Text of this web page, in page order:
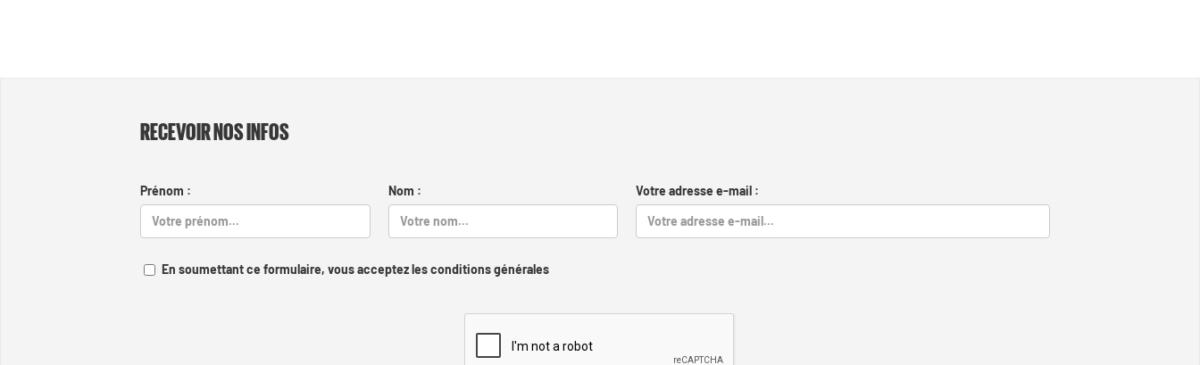
RECEVOIR NOS INFOS
Prénom : Nom : Votre adresse e-mail :
En soumettant ce formulaire, vous acceptez les conditions générales